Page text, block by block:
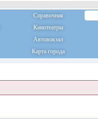
Справочная
Кинотеатры
Автовокзал
Карта города